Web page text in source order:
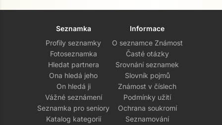
Přejít na hlavní obsah
Seznamka
Profily seznamky
Fotoseznamka
Hledat partnera
Ona hledá jeho
On hledá ji
Vážné seznámení
Seznamka pro seniory
Katalog kategorií
Informace
O seznamce Známost
Časté otázky
Srovnání seznamek
Slovník pojmů
Známost v číslech
Podmínky užití
Ochrana soukromí
Seznamování